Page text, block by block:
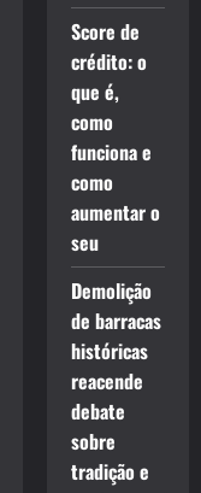
Score de
crédito: o
que é,
como
funciona e
como
aumentar o
seu
Demolição
de barracas
históricas
reacende
debate
sobre
tradição e